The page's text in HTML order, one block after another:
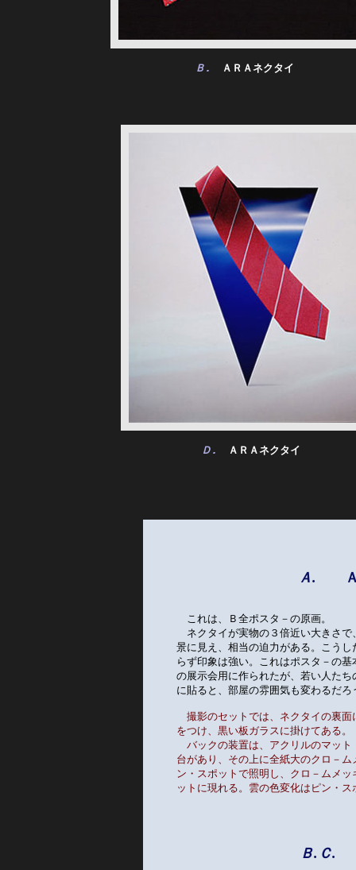
Ｂ. ＡＲＡネクタイ
Ｄ. ＡＲＡネクタイ
Ａ. Ａ
これは、Ｂ
ネクタイが実物の３倍近い大きさで
景に見え、相当の迫力がある。こう
らず印象は強い。これはポスタ－の
の展示会用に作られたが、若い人た
に貼ると、部屋の雰囲気も変わるだろ
撮影のセットでは、ネクタイの裏
をつけ、黒い
バックの装置は、アクリルのマット
台があり、その上に全紙大のクロ－
ン・スポットで照明し、クロ－ムメ
ットに現れる。雲の色変化はピン・
Ｂ.Ｃ.